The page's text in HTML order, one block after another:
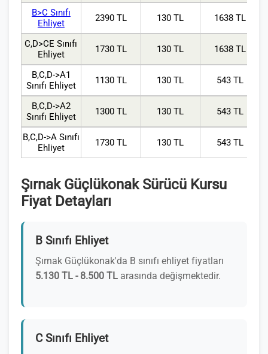
B>C Sınıfı
Ehliyet
2390 TL 130 TL 1638 TL
C,D>CE Sınıfı
Ehliyet
1730 TL 130 TL 1638 TL
B,C,D->A1
Sınıfı Ehliyet
1130 TL 130 TL 543 TL
B,C,D->A2
Sınıfı Ehliyet
1300 TL 130 TL 543 TL
B,C,D->A Sınıfı
Ehliyet
1730 TL 130 TL 543 TL
Şırnak Güçlükonak Sürücü Kursu
Fiyat Detayları
B Sınıfı Ehliyet
Şırnak Güçlükonak'da B sınıfı ehliyet fiyatları
5.130 TL - 8.500 TL arasında değişmektedir.
C Sınıfı Ehliyet